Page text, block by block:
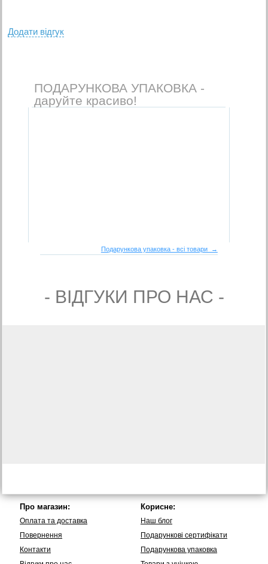
Додати вiдгук
ПОДАРУНКОВА УПАКОВКА -
даруйте красиво!
Подарункова упаковка - всі товари →
- ВIДГУКИ ПРО НАС -
Про магазин:
Оплата та доставка
Повернення
Контакти
Корисне:
Наш блог
Подарункові сертифікати
Подарункова упаковка